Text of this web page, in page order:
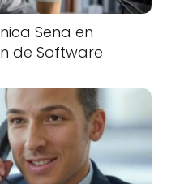
Sena en
de Software